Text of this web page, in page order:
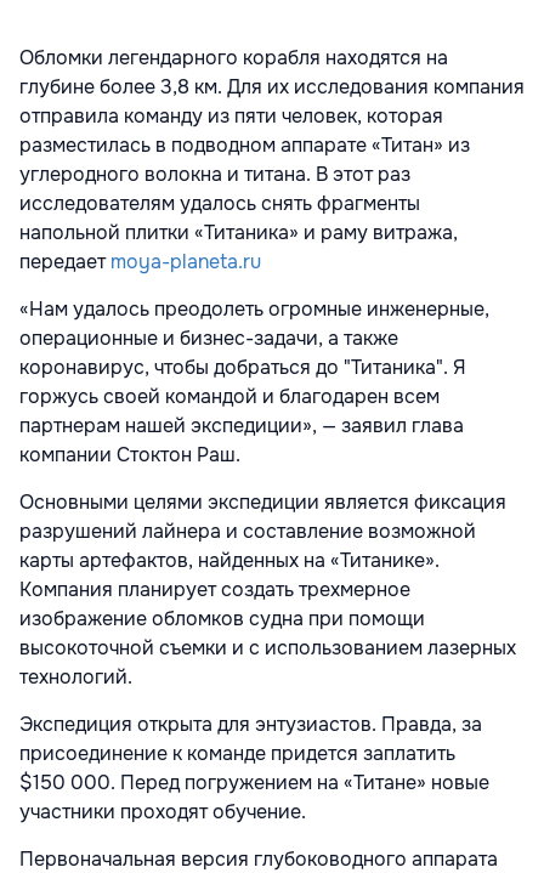
Обломки легендарного корабля находятся на
глубине более 3,8 км. Для их исследования компания
отправила команду из пяти человек, которая
разместилась в подводном аппарате «Титан» из
углеродного волокна и титана. В этот раз
исследователям удалось снять фрагменты
напольной плитки «Титаника» и раму витража,
передаетmoya-planeta.ru
«Нам удалось преодолеть огромные инженерные,
операционные и бизнес-задачи, а также
коронавирус, чтобы добраться до "Титаника". Я
горжусь своей командой и благодарен всем
партнерам нашей экспедиции», — заявил глава
компании Стоктон Раш.
Основными целями экспедиции является фиксация
разрушений лайнера и составление возможной
карты артефактов, найденных на «Титанике».
Компания планирует создать трехмерное
изображение обломков судна при помощи
высокоточной съемки и с использованием лазерных
технологий.
Экспедиция открыта для энтузиастов. Правда, за
присоединение к команде придется заплатить
$150 000. Перед погружением на «Титане» новые
участники проходят обучение.
Первоначальная версия глубоководного аппарата